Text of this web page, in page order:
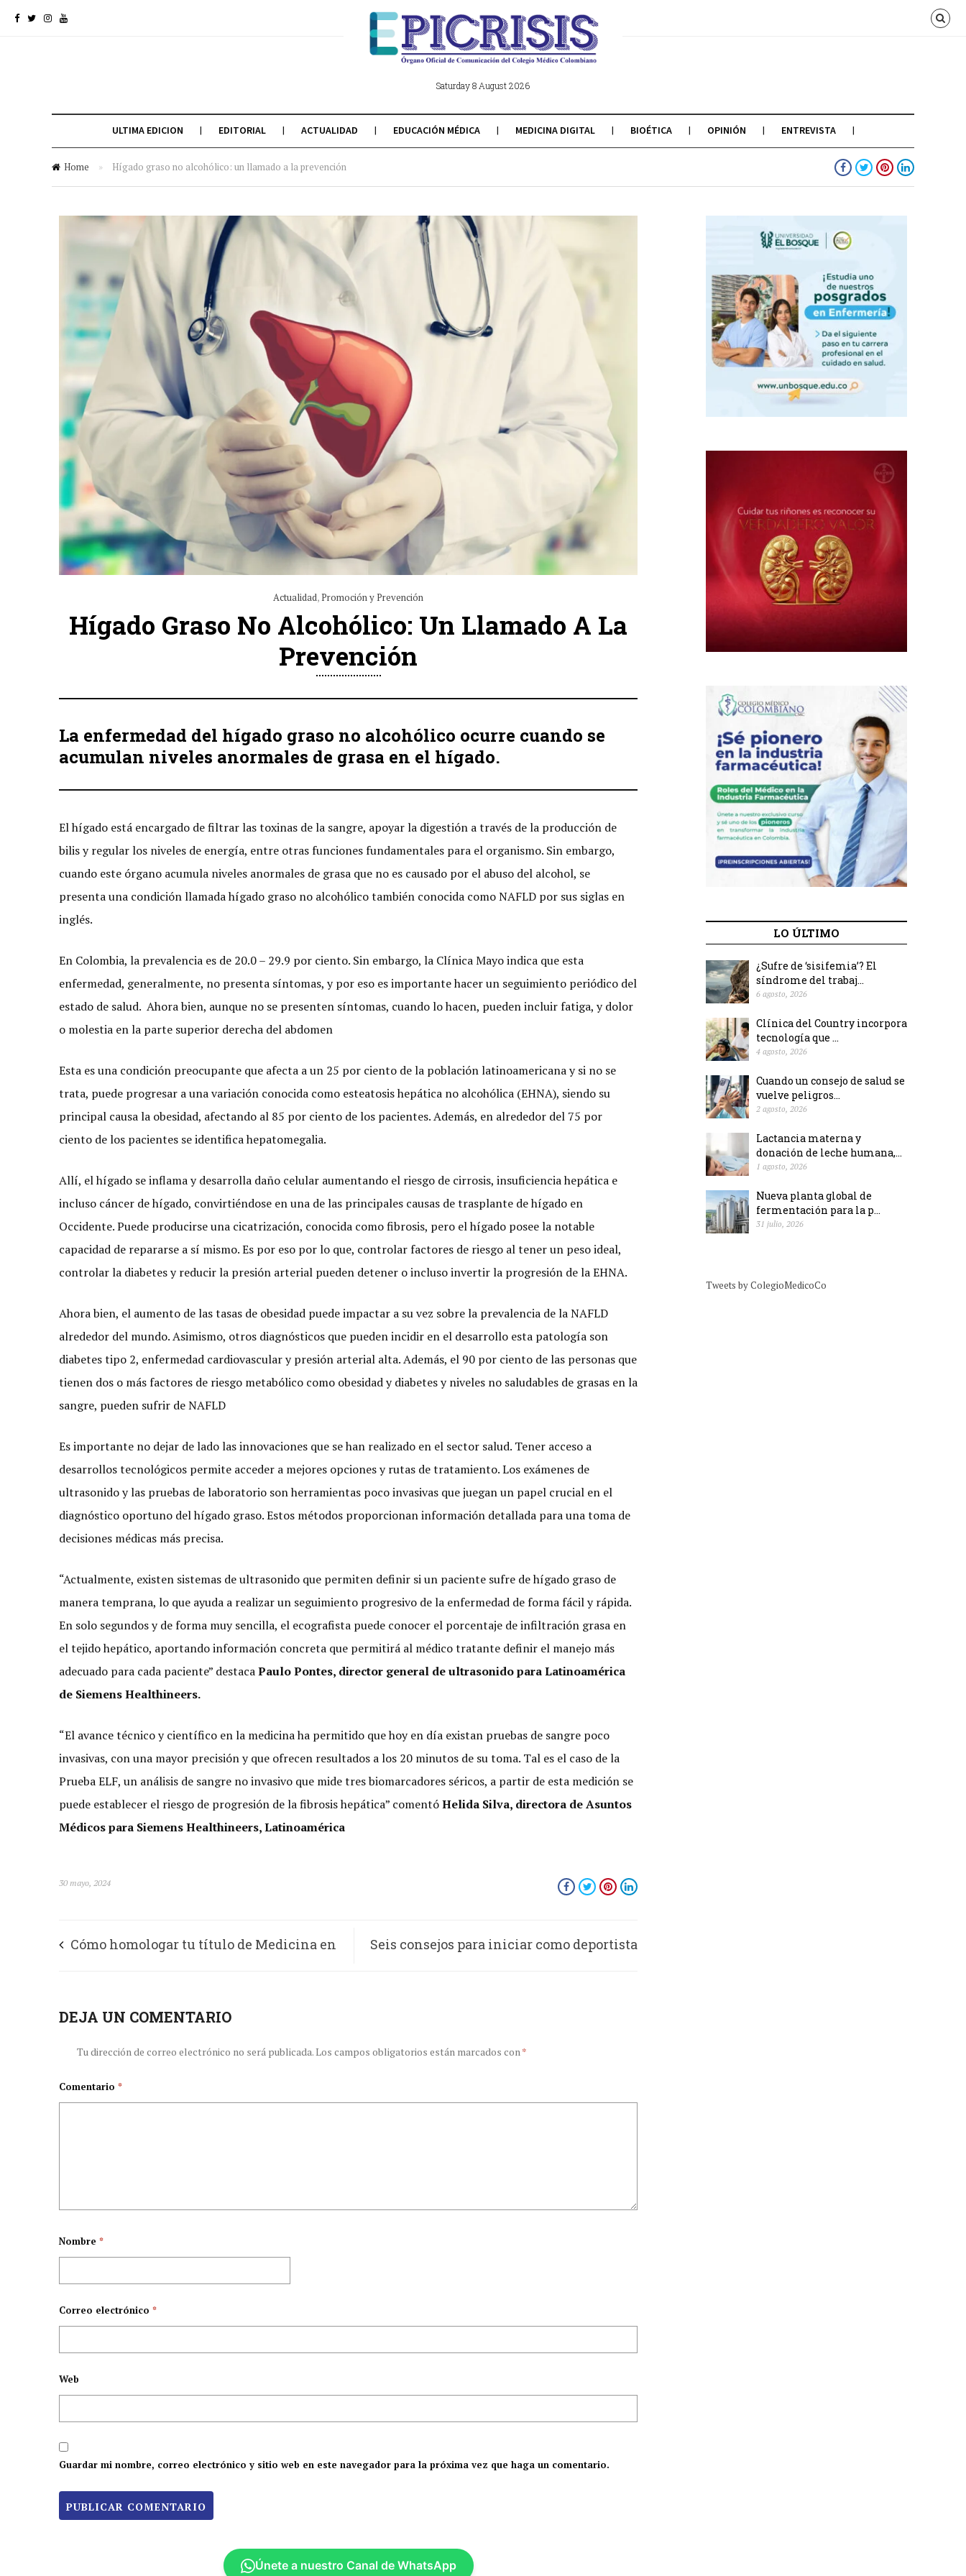
Saturday 8 August 2026
ULTIMA EDICION EDITORIAL ACTUALIDAD EDUCACIÓN MÉDICA MEDICINA DIGITAL BIOÉTICA OPINIÓN ENTREVISTA
Home » Hígado graso no alcohólico: un llamado a la prevención
Actualidad,Promoción y Prevención
Hígado Graso No Alcohólico: Un Llamado A La
Prevención
La enfermedad del hígado graso no alcohólico ocurre cuando se
acumulan niveles anormales de grasa en el hígado.
El hígado está encargado de filtrar las toxinas de la sangre, apoyar la digestión a través de la producción de
bilis y regular los niveles de energía, entre otras funciones fundamentales para el organismo. Sin embargo,
cuando este órgano acumula niveles anormales de grasa que no es causado por el abuso del alcohol, se
presenta una condición llamada hígado graso no alcohólico también conocida como NAFLD por sus siglas en
inglés.
En Colombia, la prevalencia es de 20.0 – 29.9 por ciento. Sin embargo, la Clínica Mayo indica que esta
enfermedad, generalmente, no presenta síntomas, y por eso es importante hacer un seguimiento periódico del
estado de salud. Ahora bien, aunque no se presenten síntomas, cuando lo hacen, pueden incluir fatiga, y dolor
o molestia en la parte superior derecha del abdomen
Esta es una condición preocupante que afecta a un 25 por ciento de la población latinoamericana y si no se
trata, puede progresar a una variación conocida como esteatosis hepática no alcohólica (EHNA), siendo su
principal causa la obesidad, afectando al 85 por ciento de los pacientes. Además, en alrededor del 75 por
ciento de los pacientes se identifica hepatomegalia.
Allí, el hígado se inflama y desarrolla daño celular aumentando el riesgo de cirrosis, insuficiencia hepática e
incluso cáncer de hígado, convirtiéndose en una de las principales causas de trasplante de hígado en
Occidente. Puede producirse una cicatrización, conocida como fibrosis, pero el hígado posee la notable
capacidad de repararse a sí mismo. Es por eso por lo que, controlar factores de riesgo al tener un peso ideal,
controlar la diabetes y reducir la presión arterial pueden detener o incluso invertir la progresión de la EHNA.
Ahora bien, el aumento de las tasas de obesidad puede impactar a su vez sobre la prevalencia de la NAFLD
alrededor del mundo. Asimismo, otros diagnósticos que pueden incidir en el desarrollo esta patología son
diabetes tipo 2, enfermedad cardiovascular y presión arterial alta. Además, el 90 por ciento de las personas que
tienen dos o más factores de riesgo metabólico como obesidad y diabetes y niveles no saludables de grasas en la
sangre, pueden sufrir de NAFLD
Es importante no dejar de lado las innovaciones que se han realizado en el sector salud. Tener acceso a
desarrollos tecnológicos permite acceder a mejores opciones y rutas de tratamiento. Los exámenes de
ultrasonido y las pruebas de laboratorio son herramientas poco invasivas que juegan un papel crucial en el
diagnóstico oportuno del hígado graso. Estos métodos proporcionan información detallada para una toma de
decisiones médicas más precisa.
“Actualmente, existen sistemas de ultrasonido que permiten definir si un paciente sufre de hígado graso de
manera temprana, lo que ayuda a realizar un seguimiento progresivo de la enfermedad de forma fácil y rápida.
En solo segundos y de forma muy sencilla, el ecografista puede conocer el porcentaje de infiltración grasa en
el tejido hepático, aportando información concreta que permitirá al médico tratante definir el manejo más
adecuado para cada paciente” destacaPaulo Pontes, director general de ultrasonido para Latinoamérica
de Siemens Healthineers.
“El avance técnico y científico en la medicina ha permitido que hoy en día existan pruebas de sangre poco
invasivas, con una mayor precisión y que ofrecen resultados a los 20 minutos de su toma. Tal es el caso de la
Prueba ELF, un análisis de sangre no invasivo que mide tres biomarcadores séricos, a partir de esta medición se
puede establecer el riesgo de progresión de la fibrosis hepática” comentóHelida Silva, directora de Asuntos
Médicos para Siemens Healthineers, Latinoamérica
30 mayo, 2024
Cómo homologar tu título de Medicina en Seis consejos para iniciar como deportista
DEJA UN COMENTARIO
Tu dirección de correo electrónico no será publicada.Los campos obligatorios están marcados con*
Comentario *
Nombre *
Correo electrónico *
Web
Guardar mi nombre, correo electrónico y sitio web en este navegador para la próxima vez que haga un comentario.
Únete a nuestro Canal de WhatsApp
LO ÚLTIMO
¿Sufre de ‘sisifemia’? El
síndrome del trabaj...
6 agosto, 2026
Clínica del Country incorpora
tecnología que ...
4 agosto, 2026
Cuando un consejo de salud se
vuelve peligros...
2 agosto, 2026
Lactancia materna y
donación de leche humana,...
1 agosto, 2026
Nueva planta global de
fermentación para la p...
31 julio, 2026
Tweets by ColegioMedicoCo